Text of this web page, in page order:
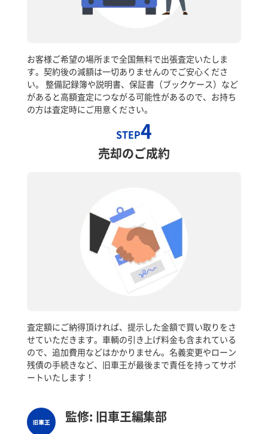
お客様ご希望の場所まで全国無料で出張査定いたしま
す。契約後の減額は一切ありませんのでご安心くださ
い。 整備記録簿や説明書、保証書（ブックケース）など
があると高額査定につながる可能性があるので、お持ち
の方は査定時にご用意ください。
STEP4
売却のご成約
査定額にご納得頂ければ、提示した金額で買い取りをさ
せていただきます。車輌の引き上げ料金も含まれている
ので、追加費用などはかかりません。名義変更やローン
残債の手続きなど、旧車王が最後まで責任を持ってサポ
ートいたします！
監修: 旧車王編集部